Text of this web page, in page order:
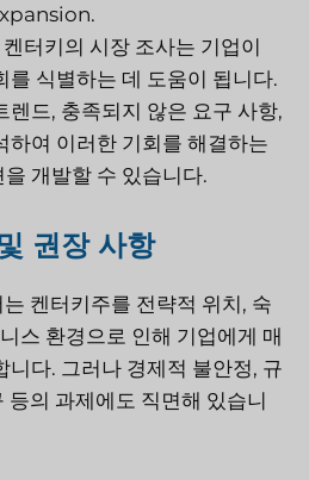
켄터키의 시장 조사는 기업이
를 식별하는 데 도움이 됩니다.
렌드, 충족되지 않은 요구 사항,
하여 이러한 기회를 해결하는
개발할 수 있습니다.
권장 사항
켄터키주를 전략적 위치, 숙
스 환경으로 인해 기업에게 매
니다. 그러나 경제적 불안정, 규
등의 과제에도 직면해 있습니